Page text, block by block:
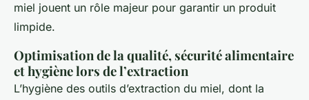
miel jouent un rôle majeur pour garantir un produit
limpide.
Optimisation de la qualité, sécurité alimentaire
et hygiène lors de l’extraction
L’hygiène des outils d’extraction du miel, dont la